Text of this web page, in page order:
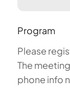
Program
Please
The
phone info